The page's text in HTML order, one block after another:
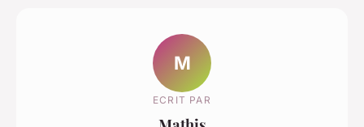
M
ECRIT PAR